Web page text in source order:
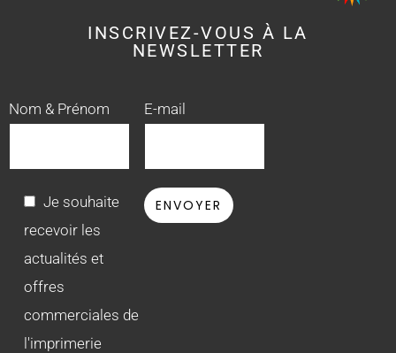
INSCRIVEZ-VOUS À LA
NEWSLETTER
Nom & Prénom E-mail
Je souhaite
recevoir les
actualités et
offres
commerciales de
l'imprimerie